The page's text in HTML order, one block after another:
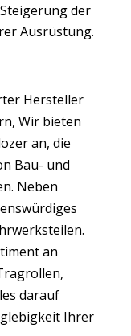
der
Ausrüstung.
Hersteller
, Wir bieten
an, die
Bau- und
Neben
.
an
darauf
Ihrer